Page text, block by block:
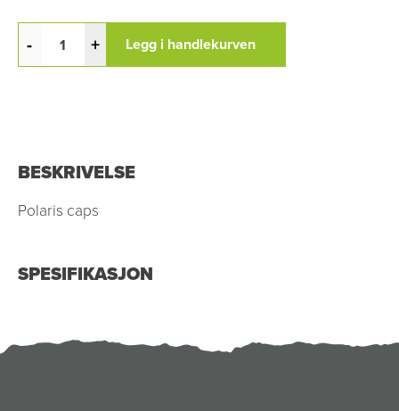
- + Legg i handlekurven
BESKRIVELSE
Polaris caps
SPESIFIKASJON